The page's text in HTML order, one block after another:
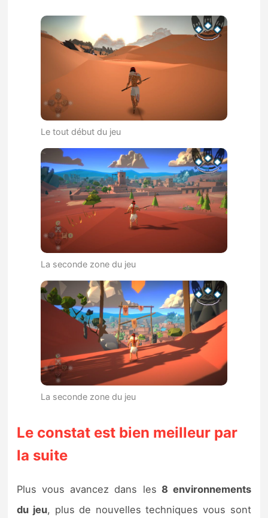
Le tout début du jeu
La seconde zone du jeu
La seconde zone du jeu
Le constat est bien meilleur par
la suite
Plus vous avancez dans les 8 environnements
du jeu, plus de nouvelles techniques vous sont